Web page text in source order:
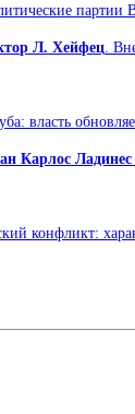
партии
Л. Хейфец .
власть
Карлос
конфликт: